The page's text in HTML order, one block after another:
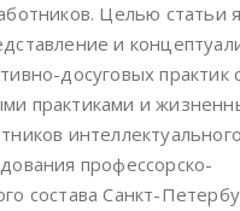
Целью статьи
и
досуговых практик
практиками и
профессорско-
состава Санкт-